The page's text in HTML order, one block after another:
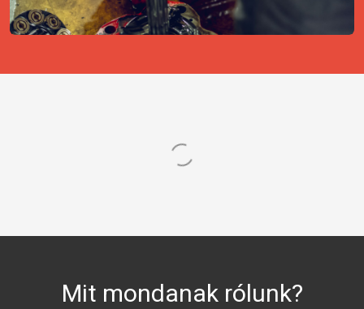
Mit mondanak rólunk?